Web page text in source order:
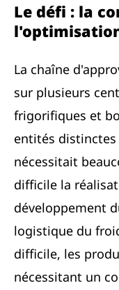
Le défi : la
La chaîne
sur plusieurs
frigorifiques et
entités
nécessitait
difficile la
développement
logistique du
difficile, les
nécessitant un